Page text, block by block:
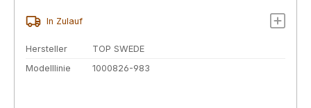
In Zulauf
Hersteller
TOP SWEDE
Modelllinie
1000826-983